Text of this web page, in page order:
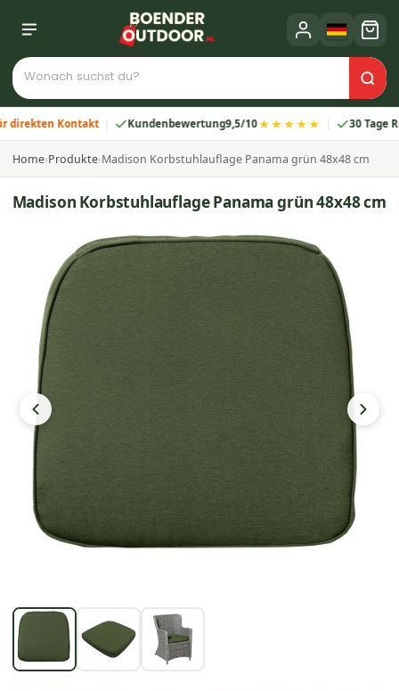
Kontakt Kundenbewertung9,5/10★★★★★ 30 Tage
Home›Produkte›Madison Korbstuhlauflage Panama grün 48x48 cm
Madison Korbstuhlauflage Panama grün 48x48 cm